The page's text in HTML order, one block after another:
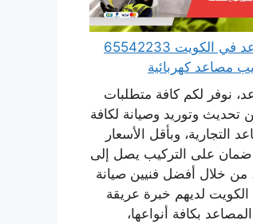
صيانة مصاعد في الكويت 65542233
مصاعد كهربائية
نوفر لكم كافة متطلبات
تحديث وتوريد وصيانة لكافة
التجارية، وبأقل الأسعار
ضمان على التركيب يصل إلى
من خلال أفضل فنيين صيانة
لديهم خبرة عريقة
بكافة أنواعها،